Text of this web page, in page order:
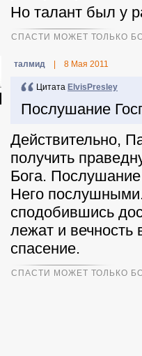
Но талант был у
СПАСТИ МОЖЕТ ТОЛЬКО
талмид 8 Мая 2011
Цитата ElvisPresley
Послушание
Действительно,
получить
Бога.
Него
сподобившись
лежат и
спасение.
СПАСТИ МОЖЕТ ТОЛЬКО